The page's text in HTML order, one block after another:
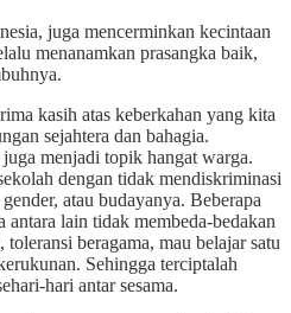
juga mencerminkan kecintaan
menanamkan prasangka baik,
kasih atas keberkahan yang kita
sejahtera dan bahagia.
menjadi topik hangat warga.
dengan tidak mendiskriminasi
atau budayanya. Beberapa
antara lain tidak membeda-bedakan
beragama, mau belajar satu
Sehingga terciptalah
hari antar sesama.